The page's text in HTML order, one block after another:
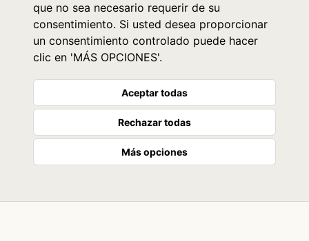
que no sea necesario requerir de su
consentimiento. Si usted desea proporcionar
un consentimiento controlado puede hacer
clic en 'MÁS OPCIONES'.
Aceptar todas
Rechazar todas
Más opciones